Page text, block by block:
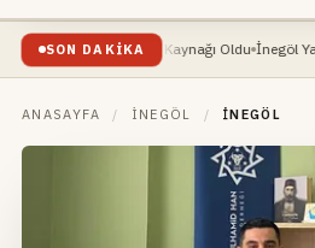
SON DAKIKA
Geçim Kaynağı Oldu İnegöl Yaylaları
ANASAYFA / İNEGÖL / İNEGÖL